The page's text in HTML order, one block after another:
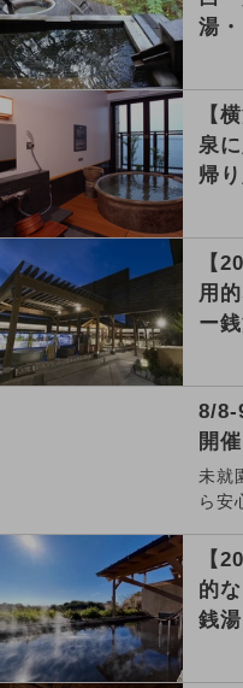
湯
【
泉
帰
【
用
ー
8/8-
開催
未就
ら安
【
的
銭